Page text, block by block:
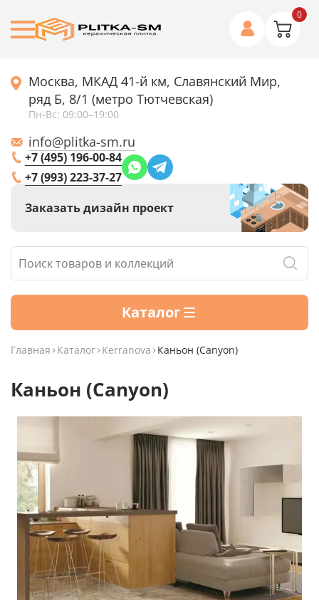
0
Москва, МКАД 41-й км, Славянский Мир,
ряд Б, 8/1 (метро Тютчевская)
Пн-Вс: 09:00–19:00
info@plitka-sm.ru
+7 (495) 196-00-84
+7 (993) 223-37-27
Заказать дизайн проект
Каталог
Главная Каталог Kerranova Каньон (Canyon)
Каньон (Canyon)